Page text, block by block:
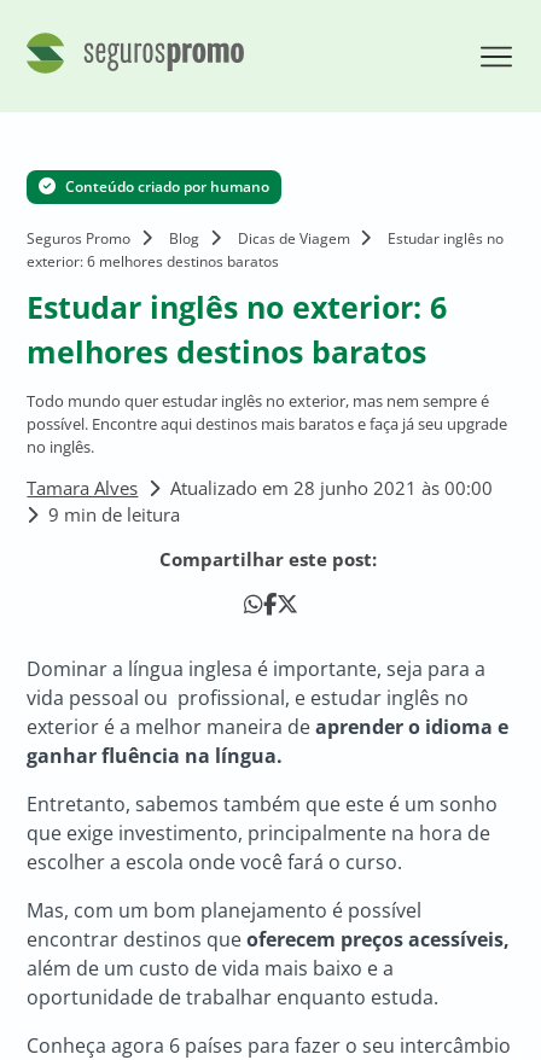
Conteúdo criado por humano
Seguros Promo Blog Dicas de Viagem
Estudar inglês no
exterior: 6 melhores destinos baratos
Estudar inglês no exterior: 6
melhores destinos baratos
Todo mundo quer estudar inglês no exterior, mas nem sempre é
possível. Encontre aqui destinos mais baratos e faça já seu upgrade
no inglês.
Tamara Alves
Atualizado em 28 junho 2021 às 00:00
9 min de leitura
Compartilhar este post:
Dominar a língua inglesa é importante, seja para a
vida pessoal ou profissional, e estudar inglês no
exterior é a melhor maneira deaprender o idioma e
ganhar fluência na língua.
Entretanto, sabemos também que este é um sonho
que exige investimento, principalmente na hora de
escolher a escola onde você fará o curso.
Mas, com um bom planejamento é possível
encontrar destinos queoferecem preços acessíveis,
além de um custo de vida mais baixo e a
oportunidade de trabalhar enquanto estuda.
Conheça agora 6 países para fazer o seu intercâmbio